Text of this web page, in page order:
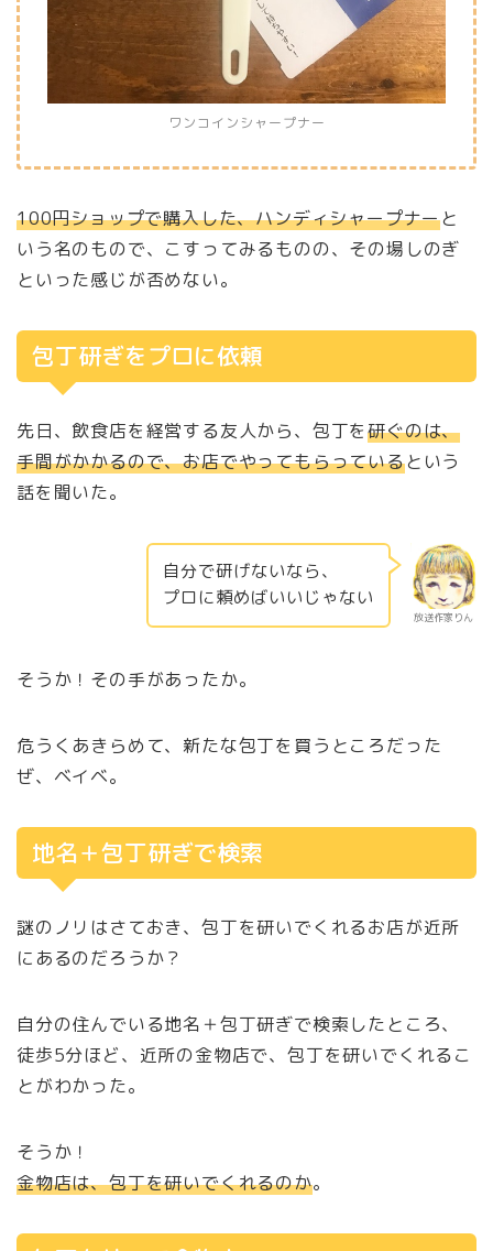
ワンコインシャープナー
100円ショップで購入した、ハンディシャープナーと
いう名のもので、こすってみるものの、その場しのぎ
といった感じが否めない。
包丁研ぎをプロに依頼
先日、飲食店を経営する友人から、包丁を研ぐのは、
手間がかかるので、お店でやってもらっているという
話を聞いた。
放送作家りん
自分で研げないなら、
プロに頼めばいいじゃない
そうか！その手があったか。
危うくあきらめて、新たな包丁を買うところだった
ぜ、ベイベ。
地名＋包丁研ぎで検索
謎のノリはさておき、包丁を研いでくれるお店が近所
にあるのだろうか？
自分の住んでいる地名＋包丁研ぎで検索したところ、
徒歩5分ほど、近所の金物店で、包丁を研いでくれるこ
とがわかった。
そうか！
金物店は、包丁を研いでくれるのか。